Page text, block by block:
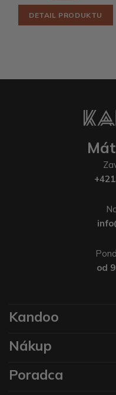
DETAIL PRODUKTU
od
Kandoo
Nákup
Poradca